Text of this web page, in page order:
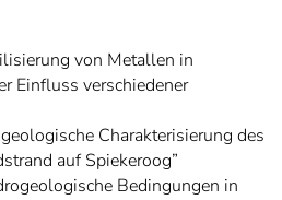
von Metallen in
Einfluss verschiedener
Charakterisierung des
auf Spiekeroog”
Bedingungen in